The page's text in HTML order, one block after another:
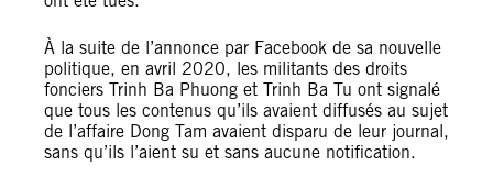
À la suite de l’annonce par Facebook de sa nouvelle
politique, en avril 2020, les militants des droits
fonciers Trinh Ba Phuong et Trinh Ba Tu ont signalé
que tous les contenus qu’ils avaient diffusés au sujet
de l’affaire Dong Tam avaient disparu de leur journal,
sans qu’ils l’aient su et sans aucune notification.